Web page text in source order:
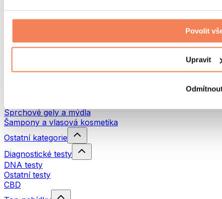
Povolit
Upravit
Turistika
Red Light Therapy
Vodní filtry a konvice
Sprchové gely a mýdla
Šampony a vlasová kosmetika
Ostatní kategorie
Diagnostické testy
DNA testy
Ostatní testy
CBD